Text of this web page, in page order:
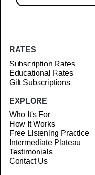
RATES
Subscription Rates
Educational Rates
Gift Subscriptions
EXPLORE
Who It's For
How It Works
Free Listening Practice
Intermediate Plateau
Testimonials
Contact Us